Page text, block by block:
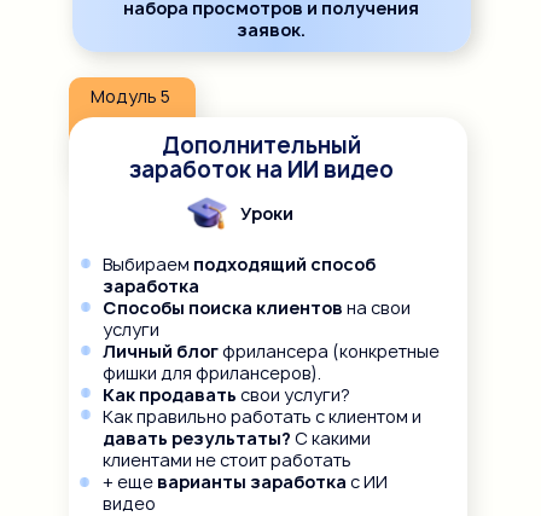
Дополнительный
заработок на ИИ видео
Модуль 5
Уроки
Выбираем подходящий способ
заработка
Способы поиска клиентов на свои
услуги
Личный блогфрилансера (конкретные
фишки для фрилансеров).
Как продавать свои услуги?
Как правильно работать с клиентом и
давать результаты? С какими
клиентами не стоит работать
+ еще варианты заработка с ИИ
видео
набора просмотров и получения
заявок.